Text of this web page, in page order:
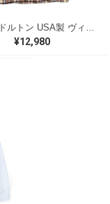
¥12,980